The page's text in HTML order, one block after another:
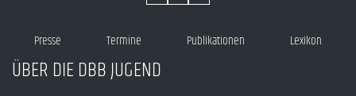
Presse Termine Publikationen Lexikon
ÜBER DIE DBB JUGEND